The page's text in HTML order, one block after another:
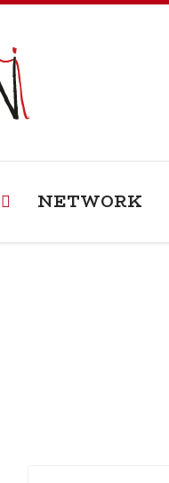
NETWORK